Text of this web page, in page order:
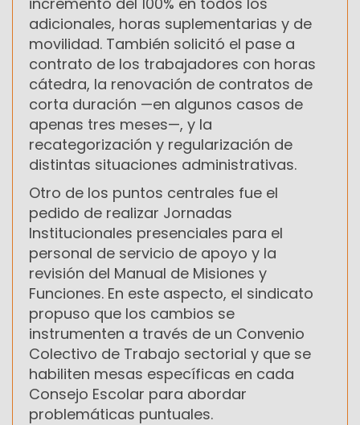
adicionales, horas suplementarias y de
movilidad. También solicitó el pase a
contrato de los trabajadores con horas
cátedra, la renovación de contratos de
corta duración —en algunos casos de
apenas tres meses—, y la
recategorización y regularización de
distintas situaciones administrativas.
Otro de los puntos centrales fue el
pedido de realizar Jornadas
Institucionales presenciales para el
personal de servicio de apoyo y la
revisión del Manual de Misiones y
Funciones. En este aspecto, el sindicato
propuso que los cambios se
instrumenten a través de un Convenio
Colectivo de Trabajo sectorial y que se
habiliten mesas específicas en cada
Consejo Escolar para abordar
problemáticas puntuales.